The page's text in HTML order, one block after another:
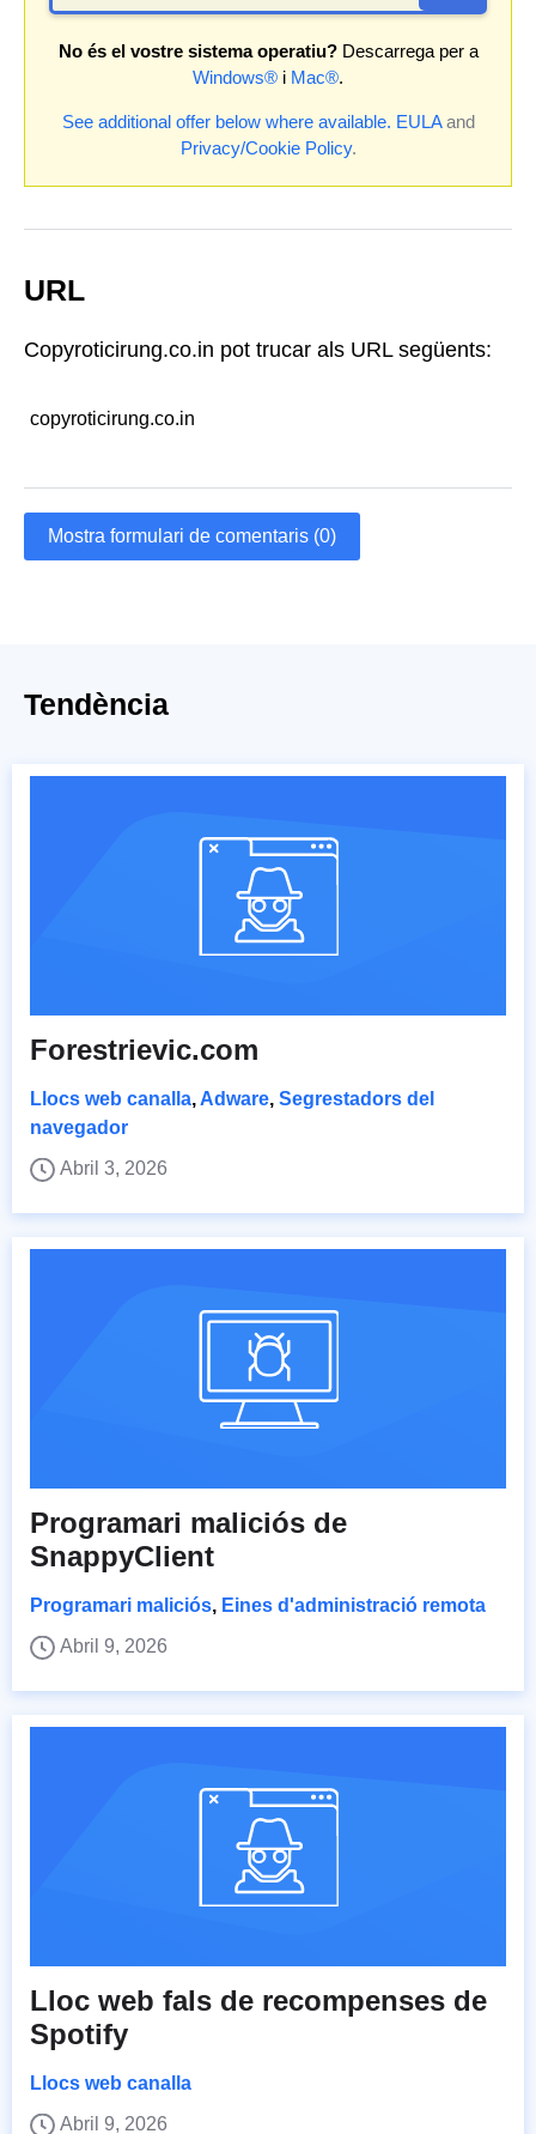
No és el vostre sistema operatiu?Descarrega per a
Windows® i Mac®.
See additional offer below where available. EULAand
Privacy/Cookie Policy.
URL
Copyroticirung.co.in pot trucar als URL següents:
copyroticirung.co.in
Mostra formulari de comentaris (0)
Tendència
Forestrievic.com
Llocs web canalla, Adware, Segrestadors del
navegador
Abril 3, 2026
Programari maliciós de
SnappyClient
Programari maliciós, Eines d'administració remota
Abril 9, 2026
Lloc web fals de recompenses de
Spotify
Llocs web canalla
Abril 9, 2026